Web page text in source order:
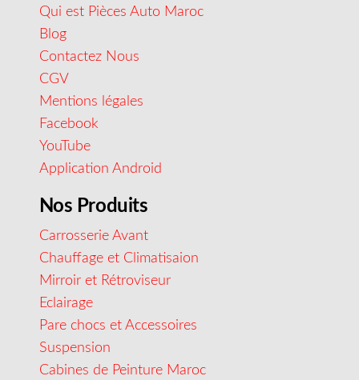
Qui est Pièces Auto Maroc
Blog
Contactez Nous
CGV
Mentions légales
Facebook
YouTube
Application Android
Nos Produits
Carrosserie Avant
Chauffage et Climatisaion
Mirroir et Rétroviseur
Eclairage
Pare chocs et Accessoires
Suspension
Cabines de Peinture Maroc